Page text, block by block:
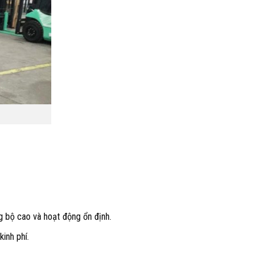
bộ cao và hoạt động ổn định.
phí.